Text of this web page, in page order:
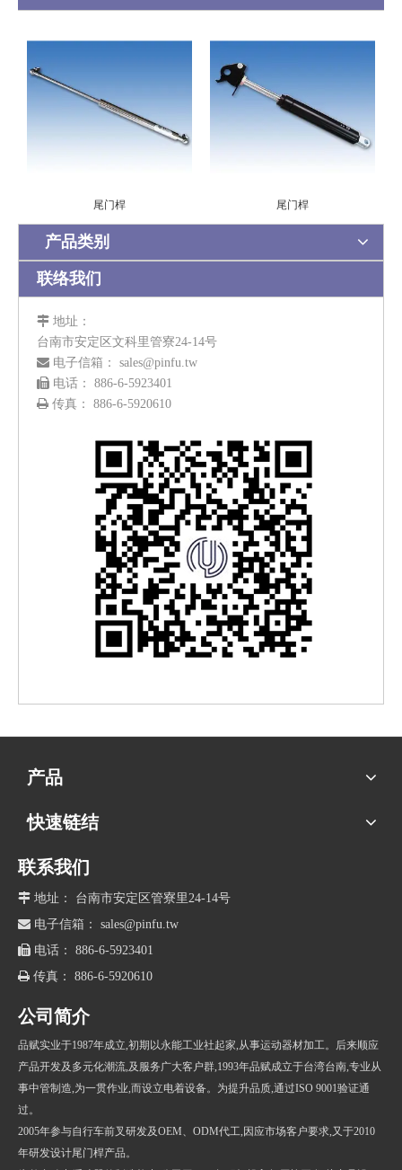
尾门桿 尾门桿
产品类别
联络我们
 地址：
台南市安定区文科里管寮24-14号
 电子信箱： sales@pinfu.tw
 电话： 886-6-5923401
 传真： 886-6-5920610
产品
快速链结
联系我们
 地址： 台南市安定区管寮里24-14号
 电子信箱： sales@pinfu.tw
 电话： 886-6-5923401
 传真： 886-6-5920610
公司简介
品赋实业于1987年成立,初期以永能工业社起家,从事运动器材加工。后来顺应
产品开发及多元化潮流,及服务广大客户群,1993年品赋成立于台湾台南,专业从
事中管制造,为一贯作业,而设立电着设备。为提升品质,通过ISO 9001验证通
过。
2005年参与自行车前叉研发及OEM、ODM代工,因应市场客户要求,又于2010
年研发设计尾门桿产品。